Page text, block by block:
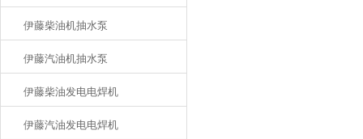
伊藤柴油机抽水泵
伊藤汽油机抽水泵
伊藤柴油发电电焊机
伊藤汽油发电电焊机